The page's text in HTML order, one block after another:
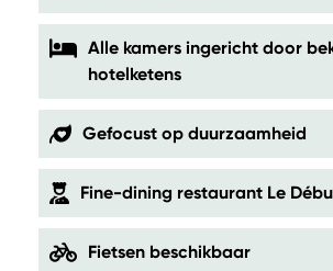
Alle kamers ingericht door
hotelketens
Gefocust op duurzaamheid
Fine-dining restaurant Le
Fietsen beschikbaar